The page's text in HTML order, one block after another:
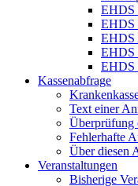
EHDS
EHDS
EHDS
EHDS
EHDS
Kassenabfrage
Text einer
Überprüfung
Fehlerhafte
Über diesen
Veranstaltungen
Bisherige